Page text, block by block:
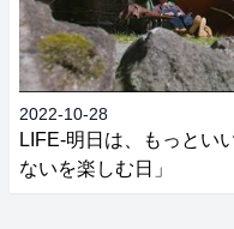
2022-10-28
LIFE‐明日は、もっとい
ないを楽しむ日」